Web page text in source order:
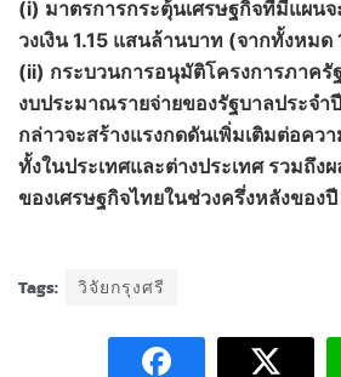
(i) มาตรการกระตุ้นเศรษฐกิจที่มีแผน
วงเงิน 1.15 แสนล้านบาท (จากทั้งหม
(ii) กระบวนการอนุมัติโครงการภาครั
งบประมาณรายจ่ายของรัฐบาลประจำ
กล่าวจะสร้างแรงกดดันเพิ่มเติมต่อคว
ทั้งในประเทศและต่างประเทศ รวมถึง
ของเศรษฐกิจไทยในช่วงครึ่งหลังของ
Tags: วิจัยกรุงศรี